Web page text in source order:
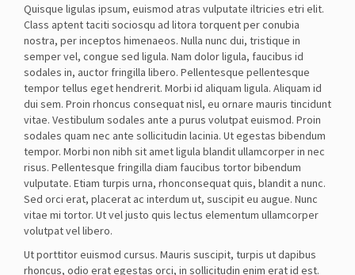
Quisque ligulas ipsum, euismod atras vulputate iltricies etri elit.
Class aptent taciti sociosqu ad litora torquent per conubia
nostra, per inceptos himenaeos. Nulla nunc dui, tristique in
semper vel, congue sed ligula. Nam dolor ligula, faucibus id
sodales in, auctor fringilla libero. Pellentesque pellentesque
tempor tellus eget hendrerit. Morbi id aliquam ligula. Aliquam id
dui sem. Proin rhoncus consequat nisl, eu ornare mauris tincidunt
vitae. Vestibulum sodales ante a purus volutpat euismod. Proin
sodales quam nec ante sollicitudin lacinia. Ut egestas bibendum
tempor. Morbi non nibh sit amet ligula blandit ullamcorper in nec
risus. Pellentesque fringilla diam faucibus tortor bibendum
vulputate. Etiam turpis urna, rhonconsequat quis, blandit a nunc.
Sed orci erat, placerat ac interdum ut, suscipit eu augue. Nunc
vitae mi tortor. Ut vel justo quis lectus elementum ullamcorper
volutpat vel libero.
Ut porttitor euismod cursus. Mauris suscipit, turpis ut dapibus
rhoncus, odio erat egestas orci, in sollicitudin enim erat id est.